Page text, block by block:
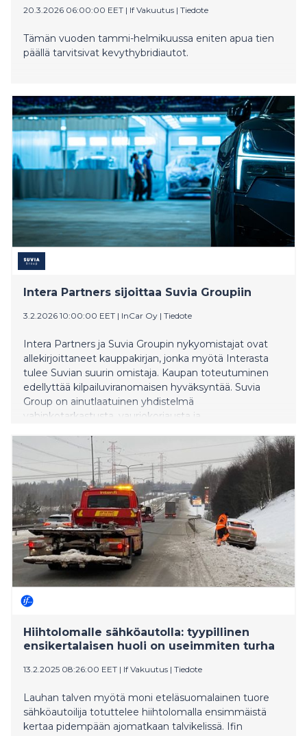
20.3.2026 06:00:00 EET | If Vakuutus | Tiedote
Tämän vuoden tammi-helmikuussa eniten apua tien
päällä tarvitsivat kevythybridiautot.
Intera Partners sijoittaa Suvia Groupiin
3.2.2026 10:00:00 EET | InCar Oy | Tiedote
Intera Partners ja Suvia Groupin nykyomistajat ovat
allekirjoittaneet kauppakirjan, jonka myötä Interasta
tulee Suvian suurin omistaja. Kaupan toteutuminen
edellyttää kilpailuviranomaisen hyväksyntää. Suvia
Group on ainutlaatuinen yhdistelmä
vahinkotarkastusta, vauriokorjausta ja
leasing-toimijoita sekä ajoneuvojen käyttäjiä
Suomessa.
Hiihtolomalle sähköautolla: tyypillinen
ensikertalaisen huoli on useimmiten turha
13.2.2025 08:26:00 EET | If Vakuutus | Tiedote
Lauhan talven myötä moni eteläsuomalainen tuore
sähköautoilija totuttelee hiihtolomalla ensimmäistä
kertaa pidempään ajomatkaan talvikelissä. Ifin